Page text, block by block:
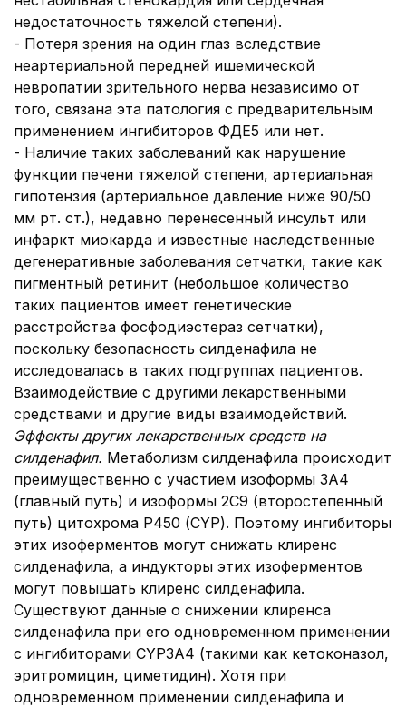
недостаточность тяжелой степени).
- Потеря зрения на один глаз вследствие
неартериальной передней ишемической
невропатии зрительного нерва независимо от
того, связана эта патология с предварительным
применением ингибиторов ФДЕ5 или нет.
- Наличие таких заболеваний как нарушение
функции печени тяжелой степени, артериальная
гипотензия (артериальное давление ниже 90/50
мм рт. ст.), недавно перенесенный инсульт или
инфаркт миокарда и известные наследственные
дегенеративные заболевания сетчатки, такие как
пигментный ретинит (небольшое количество
таких пациентов имеет генетические
расстройства фосфодиэстераз сетчатки),
поскольку безопасность силденафила не
исследовалась в таких подгруппах пациентов.
Взаимодействие с другими лекарственными
средствами и другие виды взаимодействий.
Эффекты других лекарственных средств на
силденафил. Метаболизм силденафила происходит
преимущественно с участием изоформы 3А4
(главный путь) и изоформы 2С9 (второстепенный
путь) цитохрома Р450 (CYP). Поэтому ингибиторы
этих изоферментов могут снижать клиренс
силденафила, а индукторы этих изоферментов
могут повышать клиренс силденафила.
Существуют данные о снижении клиренса
силденафила при его одновременном применении
с ингибиторами CYP3A4 (такими как кетоконазол,
эритромицин, циметидин). Хотя при
одновременном применении силденафила и